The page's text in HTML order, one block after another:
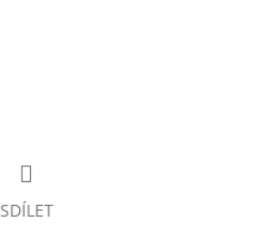
SDÍLET